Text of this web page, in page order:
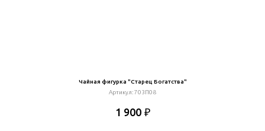
Чайная фигурка "Старец Богатства"
Артикул:703П08
1 900 ₽